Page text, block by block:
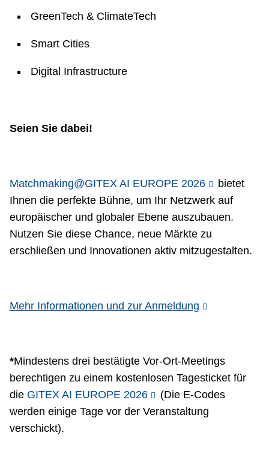
GreenTech & ClimateTech
Smart Cities
Digital Infrastructure
Seien Sie dabei!
Matchmaking@GITEX AI EUROPE 2026
bietet
Ihnen die perfekte Bühne, um Ihr Netzwerk auf
europäischer und globaler Ebene auszubauen.
Nutzen Sie diese Chance, neue Märkte zu
erschließen und Innovationen aktiv mitzugestalten.
Mehr Informationen und zur Anmeldung
*Mindestens drei bestätigte Vor-Ort‑Meetings
berechtigen zu einem kostenlosen Tagesticket für
die GITEX AI EUROPE 2026
(Die E-Codes
werden einige Tage vor der Veranstaltung
verschickt).